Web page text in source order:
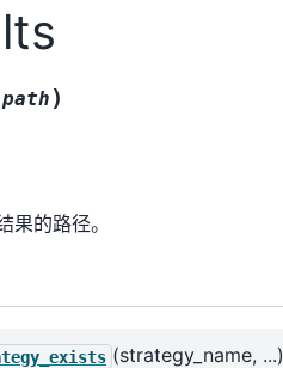
path )
果的路径。
(strategy_name, ...)